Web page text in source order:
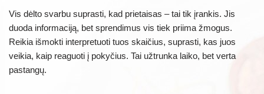
Vis dėlto svarbu suprasti, kad prietaisas – tai tik įrankis. Jis
duoda informaciją, bet sprendimus vis tiek priima žmogus.
Reikia išmokti interpretuoti tuos skaičius, suprasti, kas juos
veikia, kaip reaguoti į pokyčius. Tai užtrunka laiko, bet verta
pastangų.